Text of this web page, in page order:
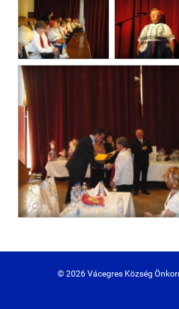
© 2026 Vácegres Község